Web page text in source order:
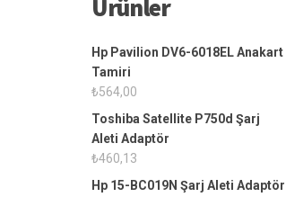
Ürünler
Hp Pavilion DV6-6018EL Anakart
Tamiri
₺564,00
Toshiba Satellite P750d Şarj
Aleti Adaptör
₺460,13
Hp 15-BC019N Şarj Aleti Adaptör